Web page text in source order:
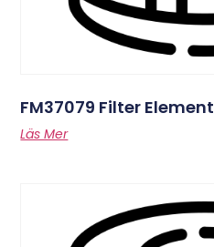
FM37079 Filter Element
Läs Mer